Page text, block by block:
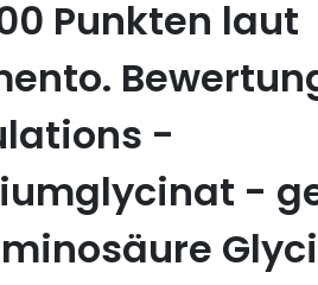
Punkten laut
-
-